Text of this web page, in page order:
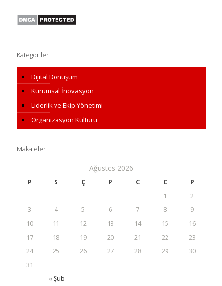
Kategoriler
Dijital Dönüşüm
Kurumsal İnovasyon
Liderlik ve Ekip Yönetimi
Organizasyon Kültürü
Makaleler
Ağustos 2026
P S Ç P C C P
« Şub
1
2
3
4 5 6 7 8
9
10
11 12 13 14 15
16
17
18 19 20 21 22
23
24
25 26 27 28 29
30
31